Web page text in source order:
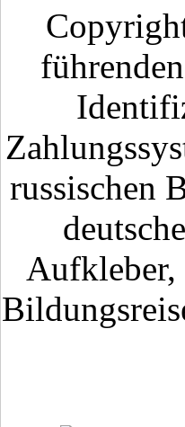
russischen
Aufkleber,